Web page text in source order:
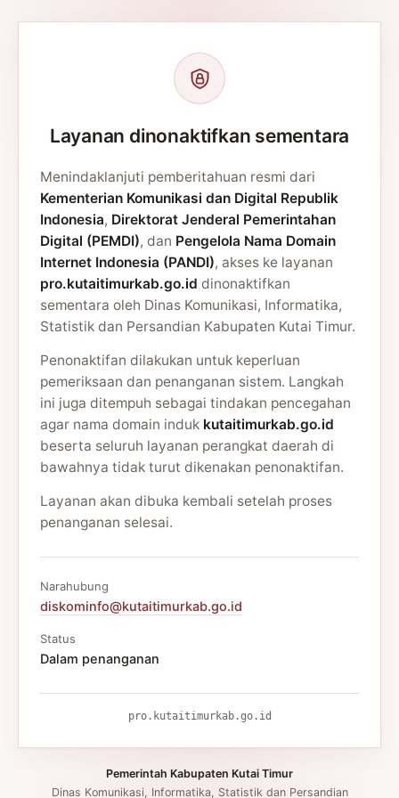
Layanan dinonaktifkan sementara
Menindaklanjuti pemberitahuan resmi dari
Kementerian Komunikasi dan Digital Republik
Indonesia, Direktorat Jenderal Pemerintahan
Digital (PEMDI), dan Pengelola Nama Domain
Internet Indonesia (PANDI), akses ke layanan
pro.kutaitimurkab.go.id dinonaktifkan
sementara oleh Dinas Komunikasi, Informatika,
Statistik dan Persandian Kabupaten Kutai Timur.
Penonaktifan dilakukan untuk keperluan
pemeriksaan dan penanganan sistem. Langkah
ini juga ditempuh sebagai tindakan pencegahan
agar nama domain induk kutaitimurkab.go.id
beserta seluruh layanan perangkat daerah di
bawahnya tidak turut dikenakan penonaktifan.
Layanan akan dibuka kembali setelah proses
penanganan selesai.
Narahubung
diskominfo@kutaitimurkab.go.id
Status
Dalam penanganan
pro.kutaitimurkab.go.id
Pemerintah Kabupaten Kutai Timur
Dinas Komunikasi, Informatika, Statistik dan Persandian